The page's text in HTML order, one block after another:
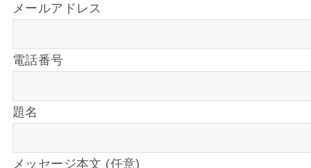
メールアドレス
電話番号
題名
メッセージ本文 (任意)